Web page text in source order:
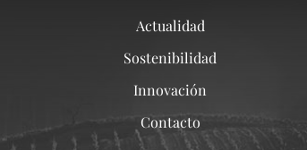
Actualidad
Sostenibilidad
Innovación
Contacto